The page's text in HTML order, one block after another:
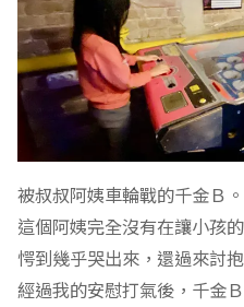
被叔叔阿姨車輪戰的千金Ｂ。
這個阿姨完全沒有在讓小孩
愕到幾乎哭出來，還過來討
經過我的安慰打氣後，千金